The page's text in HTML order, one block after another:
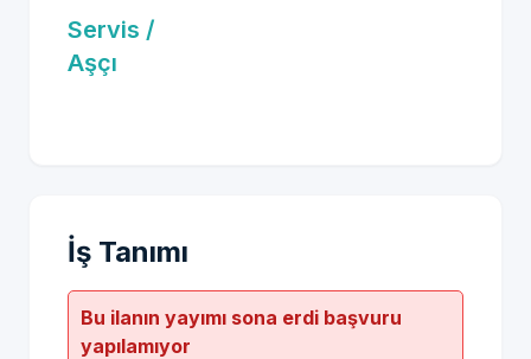
Servis /
Aşçı
İş Tanımı
Bu ilanın yayımı sona erdi başvuru
yapılamıyor